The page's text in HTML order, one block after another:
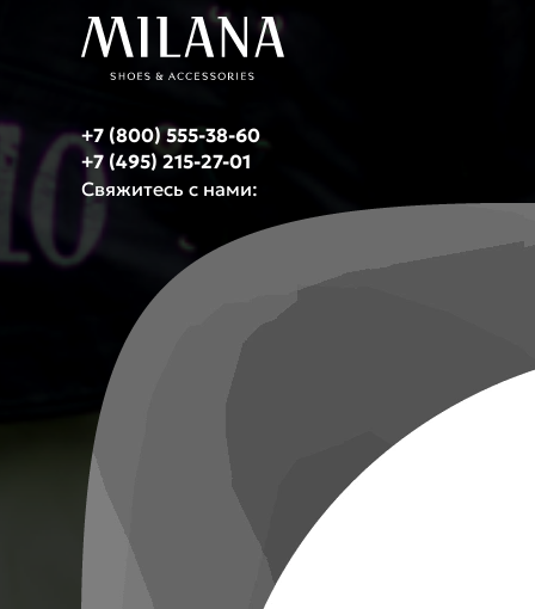
+7 (800) 555-38-60
+7 (495) 215-27-01
Свяжитесь с нами: